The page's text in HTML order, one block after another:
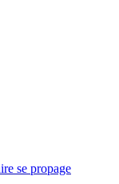
se propage